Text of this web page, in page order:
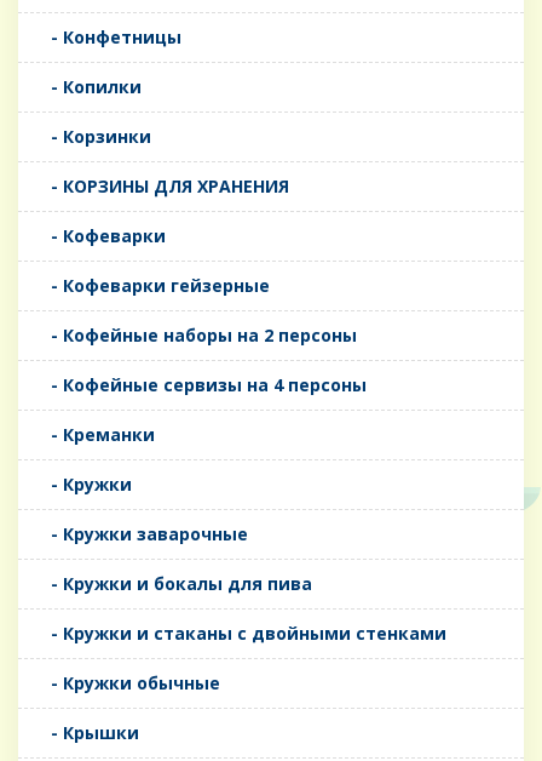
- Конфетницы
- Копилки
- Корзинки
- КОРЗИНЫ ДЛЯ ХРАНЕНИЯ
- Кофеварки
- Кофеварки гейзерные
- Кофейные наборы на 2 персоны
- Кофейные сервизы на 4 персоны
- Креманки
- Кружки
- Кружки заварочные
- Кружки и бокалы для пива
- Кружки и стаканы с двойными стенками
- Кружки обычные
- Крышки